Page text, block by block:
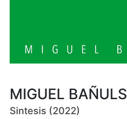
MIGUEL BAÑULS
Sintesis (2022)